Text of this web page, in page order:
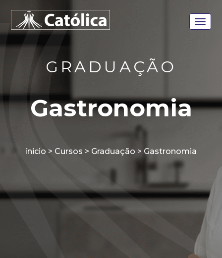
GRADUAÇÃO
Gastronomia
ínicio > Cursos > Graduação > Gastronomia